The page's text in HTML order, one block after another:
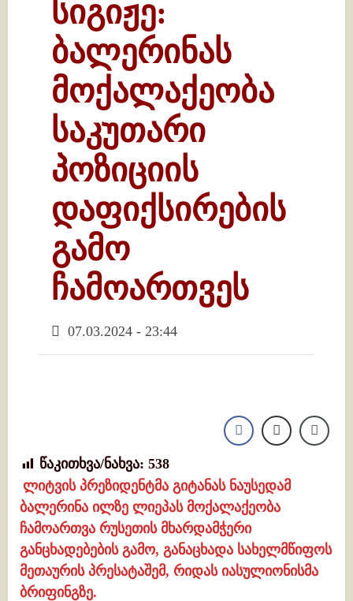
სიგიჟე:
ბალერინას
მოქალაქეობა
საკუთარი
პოზიციის
დაფიქსირების
გამო
ჩამოართვეს
07.03.2024 - 23:44
წაკითხვა/ნახვა: 538
ლიტვის პრეზიდენტმა გიტანას ნაუსედამ
ბალერინა ილზე ლიეპას მოქალაქეობა
ჩამოართვა რუსეთის მხარდამჭერი
განცხადებების გამო, განაცხადა სახელმწიფოს
მეთაურის პრესატაშემ, რიდას იასულიონისმა
ბრიფინგზე.